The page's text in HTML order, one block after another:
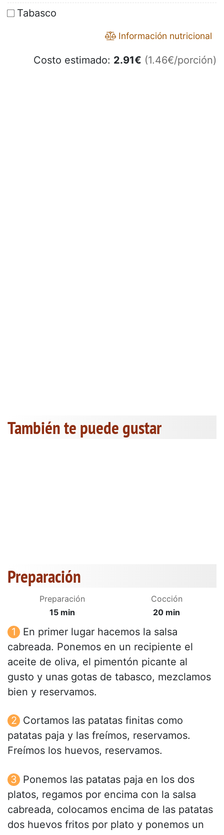
Tabasco
Información nutricional
Costo estimado: 2.91€ (1.46€/porción)
También te puede gustar
Preparación
Preparación
15 min
Cocción
20 min
En primer lugar hacemos la salsa
cabreada. Ponemos en un recipiente el
aceite de oliva, el pimentón picante al
gusto y unas gotas de tabasco, mezclamos
bien y reservamos.
Cortamos las patatas finitas como
patatas paja y las freímos, reservamos.
Freímos los huevos, reservamos.
Ponemos las patatas paja en los dos
platos, regamos por encima con la salsa
cabreada, colocamos encima de las patatas
dos huevos fritos por plato y ponemos un